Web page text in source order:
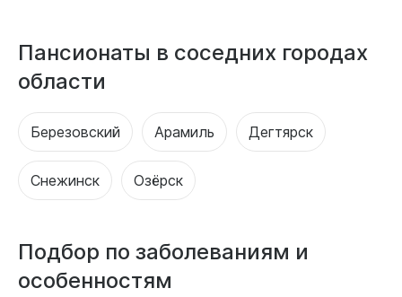
Пансионаты в соседних городах
области
Березовский Арамиль Дегтярск
Снежинск Озёрск
Подбор по заболеваниям и
особенностям